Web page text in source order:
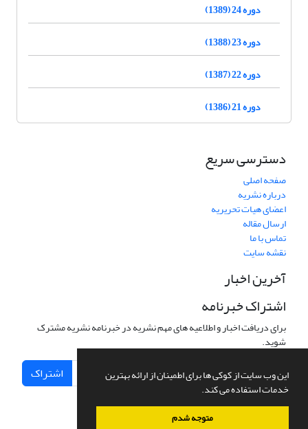
این وب سایت از کوکی ها برای اطمینان از ارائه بهترین
خدمات استفاده می کند.
متوجه شدم
دوره 24 (1389)
دوره 23 (1388)
دوره 22 (1387)
دوره 21 (1386)
دسترسی سریع
صفحه اصلی
درباره نشریه
اعضای هیات تحریریه
ارسال مقاله
تماس با ما
نقشه سایت
آخرین اخبار
اشتراک خبرنامه
برای دریافت اخبار و اطلاعیه های مهم نشریه در خبرنامه نشریه مشترک
شوید.
اشتراک